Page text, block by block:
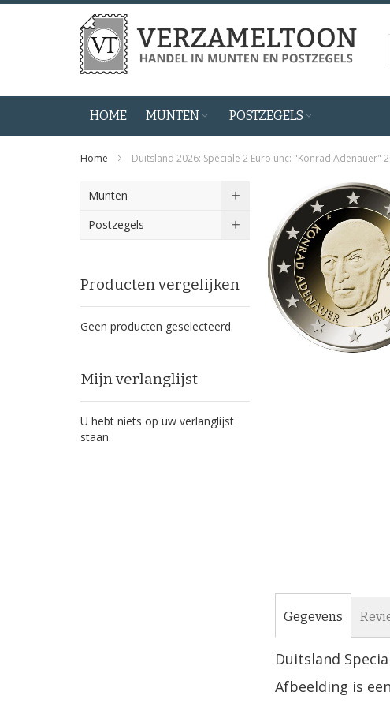
Ga
naar
de
HOME MUNTEN POSTZEGELS
Home Duitsland 2026: Speciale 2 Euro unc: "Konrad Adenauer"
einde
van
de
afbeeldingen-
gallerij
Gegevens
Duitsland
Afbeelding is
Munten
Postzegels
Producten vergelijken
Geen producten geselecteerd.
Mijn verlanglijst
U hebt niets op uw verlanglijst
staan.